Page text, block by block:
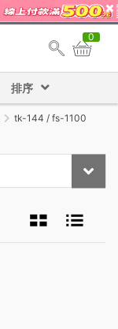
0
排序
tk-144 / fs-1100